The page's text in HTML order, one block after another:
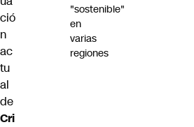
ció
n
ac
tu
al
de
Cri
"sostenible"
en
varias
regiones